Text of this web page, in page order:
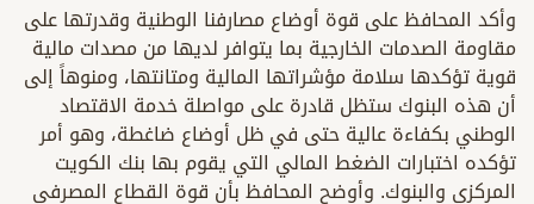
وأكد المحافظ على قوة أوضاع مصارفنا الوطنية وقدرتها على
مقاومة الصدمات الخارجية بما يتوافر لديها من مصدات مالية
قوية تؤكدها سلامة مؤشراتها المالية ومتانتها، ومنوهاً إلى
أن هذه البنوك ستظل قادرة على مواصلة خدمة الاقتصاد
الوطني بكفاءة عالية حتى في ظل أوضاع ضاغطة، وهو أمر
تؤكده اختبارات الضغط المالي التي يقوم بها بنك الكويت
المركزي والبنوك. وأوضح المحافظ بأن قوة القطاع المصرفي